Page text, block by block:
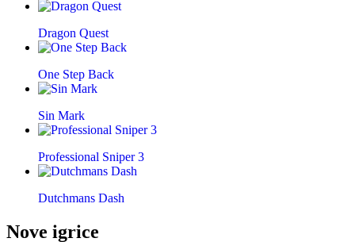
Dragon Quest
One Step Back
Sin Mark
Professional Sniper 3
Dutchmans Dash
Nove igrice